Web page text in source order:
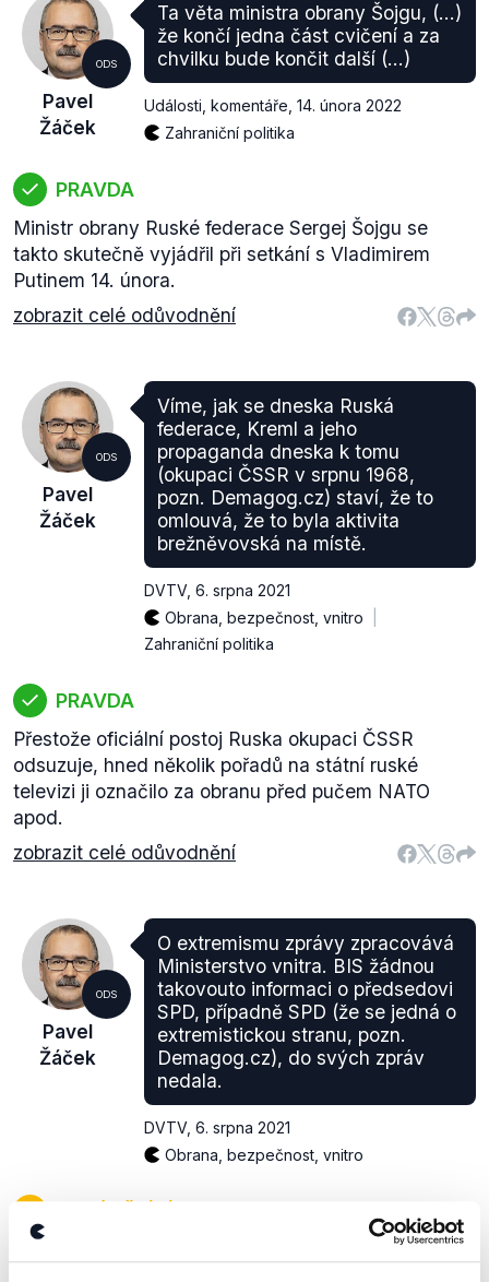
ODS
Pavel
Žáček
Ta věta ministra obrany Šojgu, (...)
že končí jedna část cvičení a za
chvilku bude končit další (...)
Události, komentáře 14. února 2022
Zahraniční politika
PRAVDA
Ministr obrany Ruské federace Sergej Šojgu se
takto skutečně vyjádřil při setkání s Vladimirem
Putinem 14. února.
zobrazit celé odůvodnění
ODS
Pavel
Žáček
Víme, jak se dneska Ruská
federace, Kreml a jeho
propaganda dneska k tomu
(okupaci ČSSR v srpnu 1968,
pozn. Demagog.cz) staví, že to
omlouvá, že to byla aktivita
brežněvovská na místě.
DVTV, 6. srpna 2021
Obrana, bezpečnost, vnitro
Zahraniční politika
PRAVDA
Přestože oficiální postoj Ruska okupaci ČSSR
odsuzuje, hned několik pořadů na státní ruské
televizi ji označilo za obranu před pučem NATO
apod.
zobrazit celé odůvodnění
ODS
Pavel
Žáček
O extremismu zprávy zpracovává
Ministerstvo vnitra. BIS žádnou
takovouto informaci o předsedovi
SPD, případně SPD (že se jedná o
extremistickou stranu, pozn.
Demagog.cz), do svých zpráv
nedala.
DVTV, 6. srpna 2021
Obrana, bezpečnost, vnitro
Zprávy o extremismu skutečně zpracovává